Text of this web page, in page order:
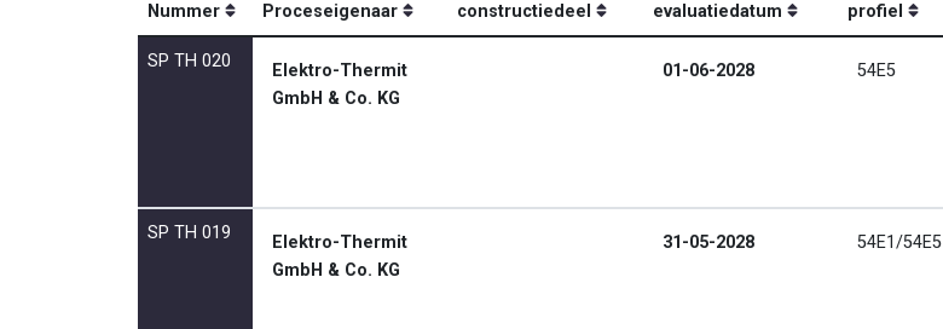
Nummer Proceseigenaar
constructiedeel
evaluatiedatum
profiel
SP TH 020
Elektro-Thermit
GmbH & Co. KG
01-06-2028 54E5
SP TH 019
Elektro-Thermit
GmbH & Co. KG
31-05-2028 54E1/54E5